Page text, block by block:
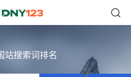
站搜索词排名